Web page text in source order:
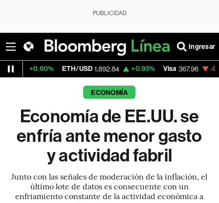
PUBLICIDAD
Ingresar
ETH/USD 1,892.84 +0.93% Visa 367.96 -0.44%
ECONOMÍA
Economía de EE.UU. se
enfría ante menor gasto
y actividad fabril
Junto con las señales de moderación de la inflación, el
último lote de datos es consecuente con un
enfriamiento constante de la actividad económica a